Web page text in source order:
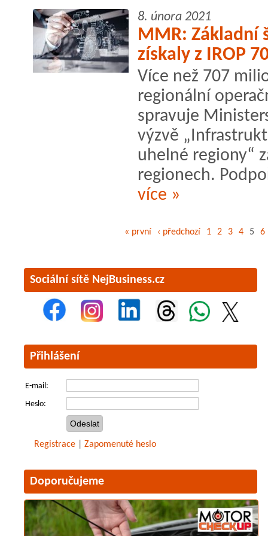
8. února 2021
MMR: Základní
získaly z IROP
Více než 707
regionální
spravuje
výzvě
uhelné regiony“
regionech.
více »
« první ‹ předchozí 1 2 3 4 5 6
Sociální sítě NejBusiness.cz
Přihlášení
E-mail:
Heslo:
Registrace Zapomenuté heslo
Doporučujeme